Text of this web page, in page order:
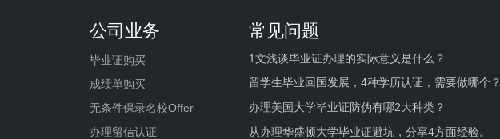
公司业务
毕业证购买
成绩单购买
无条件保录名校Offer
办理留信认证
常见问题
1文浅谈毕业证办理的实际意义是什么？
留学生毕业回国发展，4种学历认证，需要做哪个？
办理美国大学毕业证防伪有哪2大种类？
从办理华盛顿大学毕业证避坑，分享4方面经验。